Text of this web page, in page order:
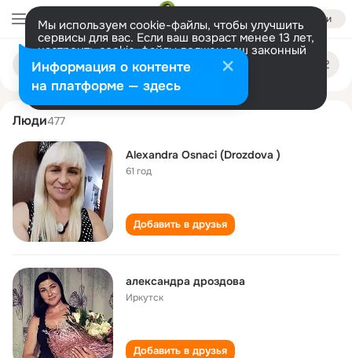
Войти
Мы используем cookie-файлы, чтобы улучшить
сервисы для вас. Если ваш возраст менее 13 лет,
настроить cookie-файлы должен ваш законный
представитель. Больше информации
Разрешить все Настроить
Поиск
людям
aleksandra drozdova
Люди477
Alexandra Osnaci (Drozdova )
61 год
Добавить в друзья
александра дроздова
Иркутск
Добавить в друзья
Информация о контенте
на платформе — здесь